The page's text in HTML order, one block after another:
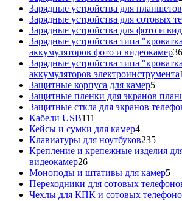
Зарядные устройства для планшетов
Зарядные устройства для сотовых
Зарядные устройства для фото и
Зарядные устройства типа
аккумуляторов фото и видеокамер
Зарядные устройства типа
аккумуляторов электроинструмента
Защитные корпуса для камер55
Защитные пленки для экранов
Защитные сткла для экранов
Кабели USB111
товаров
Кейсы и сумки для камер44
товара
Клавиатуры для ноутбуков235235
Крепление и крепежные изделия
видеокамер2626
товаров
Моноподы и штативы для камер55
Переходники для сотовых
Чехлы для КПК и сотовых